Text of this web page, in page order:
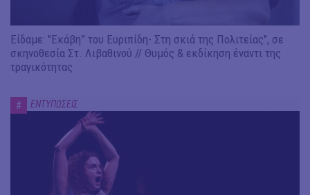
Είδαμε: "Εκάβη” του Ευριπίδη- Στη σκιά της Πολιτείας", σε
σκηνοθεσία Στ. Λιβαθινού // Θυμός & εκδίκηση έναντι της
τραγικότητας
# ΕΝΤΥΠΩΣΕΙΣ